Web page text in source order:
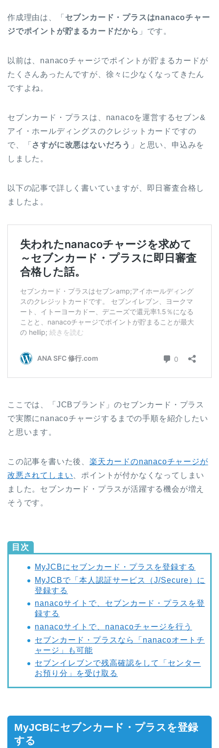
作成理由は、「 セブンカード・プラスはnanacoチャー
ジでポイントが貯まるカードだから 」です。
以前は、nanacoチャージでポイントが貯まるカードが
たくさんあったんですが、徐々に少なくなってきたん
ですよね。
セブンカード・プラスは、nanacoを運営するセブン&
アイ・ホールディングスのクレジットカードですの
で、「 さすがに改悪はないだろう 」と思い、申込みを
しました。
以下の記事で詳しく書いていますが、即日審査合格し
ましたよ。
ここでは、「JCBブランド」のセブンカード・プラス
で実際にnanacoチャージするまでの手順を紹介したい
と思います。
この記事を書いた後、 楽天カードのnanacoチャージが
改悪されてしまい 、ポイントが付かなくなってしまい
ました。セブンカード・プラスが活躍する機会が増え
そうです。
目次
MyJCBにセブンカード・プラスを登録する
MyJCBで「本人認証サービス（J/Secure）に
登録する
nanacoサイトで、セブンカード・プラスを登
録する
nanacoサイトで、nanacoチャージを行う
セブンカード・プラスなら「nanacoオートチ
ャージ」も可能
セブンイレブンで残高確認をして「センター
お預り分」を受け取る
MyJCBにセブンカード・プラスを登録
する